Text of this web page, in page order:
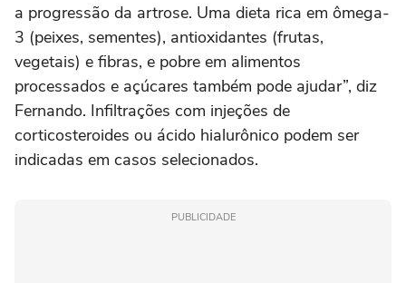
a progressão da artrose. Uma dieta rica em ômega-
3 (peixes, sementes), antioxidantes (frutas,
vegetais) e fibras, e pobre em alimentos
processados e açúcares também pode ajudar”, diz
Fernando. Infiltrações com injeções de
corticosteroides ou ácido hialurônico podem ser
indicadas em casos selecionados.
PUBLICIDADE